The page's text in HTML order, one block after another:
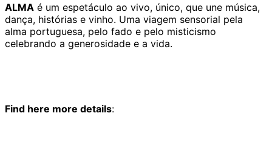
ALMA é um espetáculo ao vivo, único, que une música,
dança, histórias e vinho. Uma viagem sensorial pela
alma portuguesa, pelo fado e pelo misticismo
celebrando a generosidade e a vida.
Find here more details: